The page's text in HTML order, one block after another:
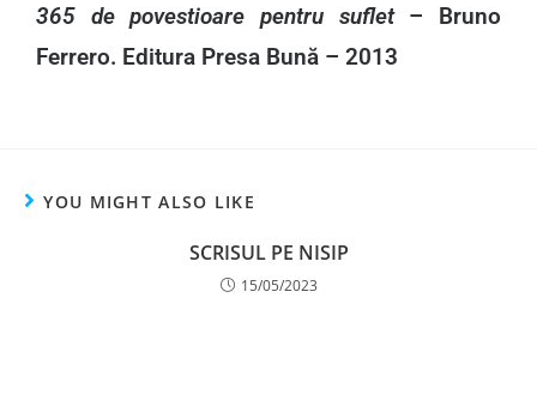
365 de povestioare pentru suflet– Bruno
Ferrero. Editura Presa Bună – 2013
YOU MIGHT ALSO LIKE
SCRISUL PE NISIP
15/05/2023